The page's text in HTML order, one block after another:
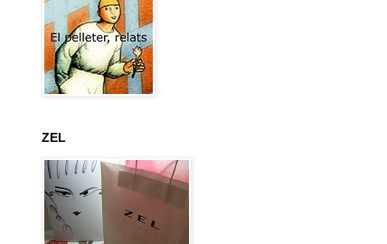
ZEL